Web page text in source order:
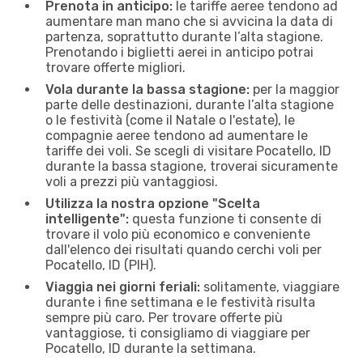
Prenota in anticipo: le tariffe aeree tendono ad
aumentare man mano che si avvicina la data di
partenza, soprattutto durante l’alta stagione.
Prenotando i biglietti aerei in anticipo potrai
trovare offerte migliori.
Vola durante la bassa stagione: per la maggior
parte delle destinazioni, durante l’alta stagione
o le festività (come il Natale o l'estate), le
compagnie aeree tendono ad aumentare le
tariffe dei voli. Se scegli di visitare Pocatello, ID
durante la bassa stagione, troverai sicuramente
voli a prezzi più vantaggiosi.
Utilizza la nostra opzione "Scelta
intelligente": questa funzione ti consente di
trovare il volo più economico e conveniente
dall'elenco dei risultati quando cerchi voli per
Pocatello, ID (PIH).
Viaggia nei giorni feriali: solitamente, viaggiare
durante i fine settimana e le festività risulta
sempre più caro. Per trovare offerte più
vantaggiose, ti consigliamo di viaggiare per
Pocatello, ID durante la settimana.